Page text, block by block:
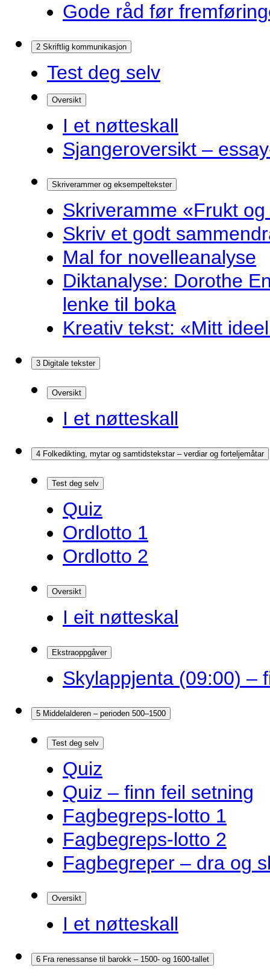
Gode råd før
2 Skriftlig kommunikasjon
Test deg selv
Oversikt
I et nøtteskall
Sjangeroversikt –
Skriverammer og eksempeltekster
Skriveramme «Frukt
Skriv et godt
Mal for novelleanalyse
Diktanalyse: Dorothe
lenke til boka
Kreativ tekst: «Mitt
3 Digitale tekster
Oversikt
I et nøtteskall
4 Folkedikting, mytar og samtidstekstar – verdiar og forteljemåtar
Test deg selv
Quiz
Ordlotto 1
Ordlotto 2
Oversikt
I eit nøtteskal
Ekstraoppgåver
Skylappjenta (09:00) –
5 Middelalderen – perioden 500–1500
Test deg selv
Quiz
Quiz – finn feil setning
Fagbegreps-lotto 1
Fagbegreps-lotto 2
Fagbegreper – dra og
Oversikt
I et nøtteskall
6 Fra renessanse til barokk – 1500- og 1600-tallet